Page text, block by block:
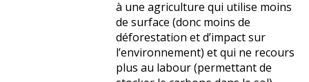
à une agriculture qui utilise moins
de surface (donc moins de
déforestation et d’impact sur
l’environnement) et qui ne recours
plus au labour (permettant de